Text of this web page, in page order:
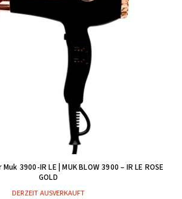
3900-IR LE| MUK BLOW 3900 – IR LE ROSE
GOLD
DERZEIT AUSVERKAUFT